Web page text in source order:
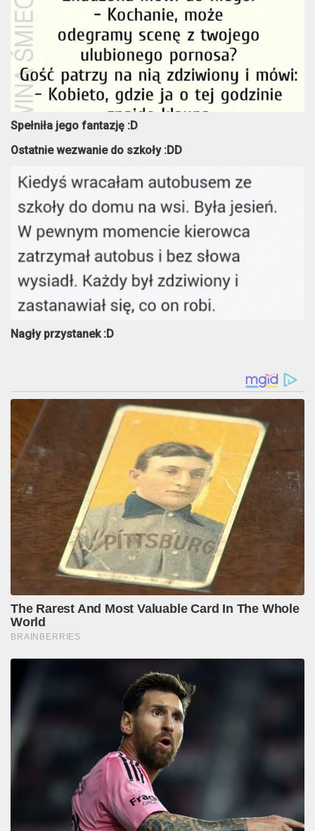
Spełniła jego fantazję :D
Ostatnie wezwanie do szkoły :DD
Nagły przystanek :D